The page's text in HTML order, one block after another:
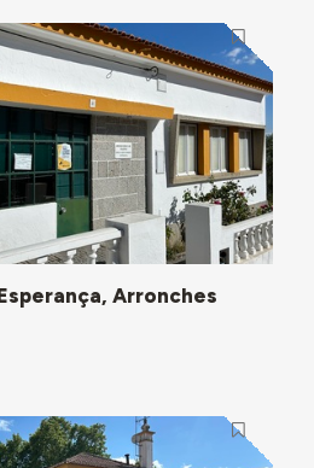
Arronches